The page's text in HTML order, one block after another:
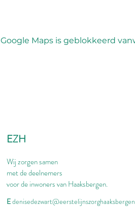
Google Maps is geblokkeerd
EZH
Wij zorgen samen
met de deelnemers
voor de inwoners van Haaksbergen.
E